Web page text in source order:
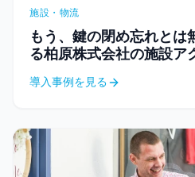
施設・物流
もう、鍵の閉め忘れとは
る柏原株式会社の施設ア
導入事例を見る